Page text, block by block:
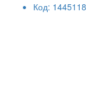
Код: 1445118